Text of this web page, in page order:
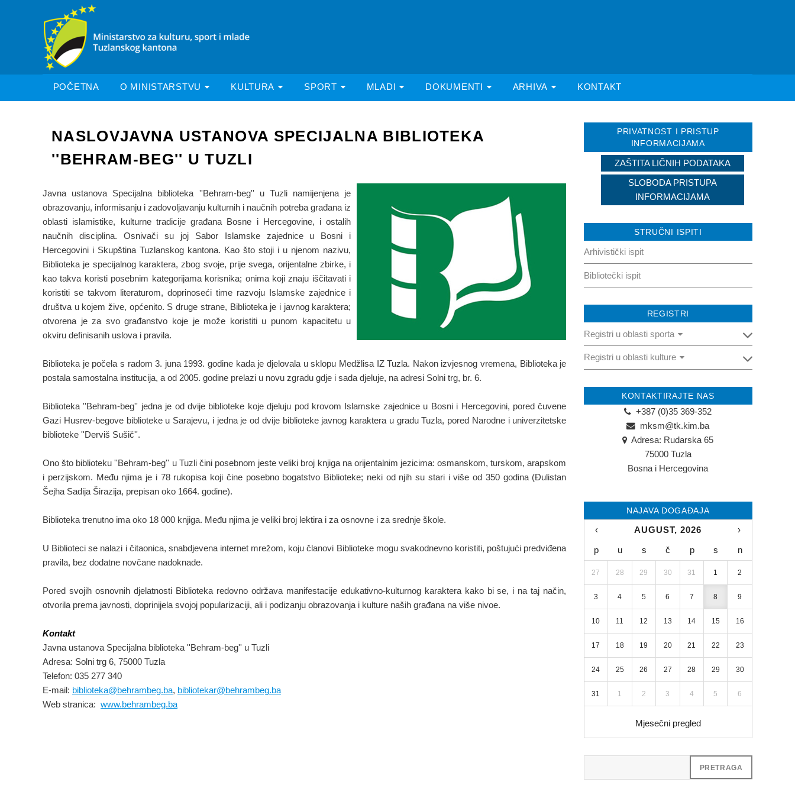
POČETNA O MINISTARSTVU KULTURA SPORT MLADI DOKUMENTI ARHIVA KONTAKT
NASLOVJAVNA USTANOVA SPECIJALNA BIBLIOTEKA
''BEHRAM-BEG'' U TUZLI
Javna ustanova Specijalna biblioteka ''Behram-beg'' u Tuzli namijenjena je
obrazovanju, informisanju i zadovoljavanju kulturnih i naučnih potreba građana iz
oblasti islamistike, kulturne tradicije građana Bosne i Hercegovine, i ostalih
naučnih disciplina. Osnivači su joj Sabor Islamske zajednice u Bosni i
Hercegovini i Skupština Tuzlanskog kantona. Kao što stoji i u njenom nazivu,
Biblioteka je specijalnog karaktera, zbog svoje, prije svega, orijentalne zbirke, i
kao takva koristi posebnim kategorijama korisnika; onima koji znaju iščitavati i
koristiti se takvom literaturom, doprinoseći time razvoju Islamske zajednice i
društva u kojem žive, općenito. S druge strane, Biblioteka je i javnog karaktera;
otvorena je za svo građanstvo koje je može koristiti u punom kapacitetu u
okviru definisanih uslova i pravila.
Biblioteka je počela s radom 3. juna 1993. godine kada je djelovala u sklopu Medžlisa IZ Tuzla. Nakon izvjesnog vremena, Biblioteka je
postala samostalna institucija, a od 2005. godine prelazi u novu zgradu gdje i sada djeluje, na adresi Solni trg, br. 6.
Biblioteka ''Behram-beg'' jedna je od dvije biblioteke koje djeluju pod krovom Islamske zajednice u Bosni i Hercegovini, pored čuvene
Gazi Husrev-begove biblioteke u Sarajevu, i jedna je od dvije biblioteke javnog karaktera u gradu Tuzla, pored Narodne i univerzitetske
biblioteke ''Derviš Sušič''.
Ono što biblioteku ''Behram-beg'' u Tuzli čini posebnom jeste veliki broj knjiga na orijentalnim jezicima: osmanskom, turskom, arapskom
i perzijskom. Među njima je i 78 rukopisa koji čine posebno bogatstvo Biblioteke; neki od njih su stari i više od 350 godina (Đulistan
Šejha Sadija Širazija, prepisan oko 1664. godine).
Biblioteka trenutno ima oko 18 000 knjiga. Među njima je veliki broj lektira i za osnovne i za srednje škole.
U Biblioteci se nalazi i čitaonica, snabdjevena internet mrežom, koju članovi Biblioteke mogu svakodnevno koristiti, poštujući predviđena
pravila, bez dodatne novčane nadoknade.
Pored svojih osnovnih djelatnosti Biblioteka redovno održava manifestacije edukativno-kulturnog karaktera kako bi se, i na taj način,
otvorila prema javnosti, doprinijela svojoj popularizaciji, ali i podizanju obrazovanja i kulture naših građana na više nivoe.
Kontakt
Javna ustanova Specijalna biblioteka ''Behram-beg'' u Tuzli
Adresa: Solni trg 6, 75000 Tuzla
Telefon: 035 277 340
E-mail: biblioteka@behrambeg.ba, bibliotekar@behrambeg.ba
Web stranica: www.behrambeg.ba
PRIVATNOST I PRISTUP
INFORMACIJAMA
ZAŠTITA LIČNIH PODATAKA
SLOBODA PRISTUPA
INFORMACIJAMA
STRUČNI ISPITI
Arhivistički ispit
Bibliotečki ispit
REGISTRI
Registri u oblasti sporta
Registar pravnih osoba u oblasti sporta
Registri u oblasti kulture
Registar fizičkih osoba u oblasti kulture
KONTAKTIRAJTE NAS
+387 (0)35 369-352
mksm@tk.kim.ba
Adresa: Rudarska 65
75000 Tuzla
Bosna i Hercegovina
NAJAVA DOGAĐAJA
‹ AUGUST, 2026 ›
p u s č p s n
27 28 29 30 31 1 2
3 4 5 6 7 8 9
10 11 12 13 14 15 16
17 18 19 20 21 22 23
24 25 26 27 28 29 30
31 1 2 3 4 5 6
Mjesečni pregled